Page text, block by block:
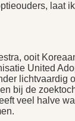
laat
ooit
United
lichtvaardig
bij de
veel halve